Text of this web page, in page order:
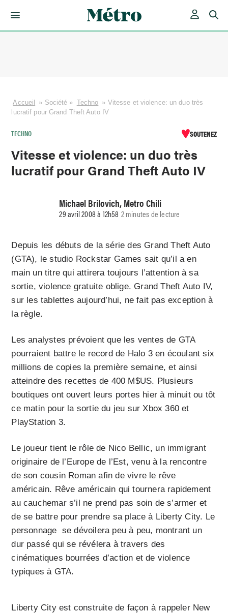
Accueil » Société » Techno » Vitesse et violence: un duo très
lucratif pour Grand Theft Auto IV
TECHNO SOUTENEZ
Vitesse et violence: un duo très
lucratif pour Grand Theft Auto IV
Michael Brilovich, Metro Chili
29 avril 2008 à 12h58 2 minutes de lecture
Depuis les débuts de la série des Grand Theft Auto
(GTA), le studio Rockstar Games sait qu’il a en
main un titre qui attirera toujours l’attention à sa
sortie, violence gratuite oblige. Grand Theft Auto IV,
sur les tablettes aujourd’hui, ne fait pas exception à
la règle.
Les analystes prévoient que les ventes de GTA
pourraient battre le record de Halo 3 en écoulant six
millions de copies la première semaine, et ainsi
atteindre des recettes de 400 M$US. Plusieurs
boutiques ont ouvert leurs portes hier à minuit ou tôt
ce matin pour la sortie du jeu sur Xbox 360 et
PlayStation 3.
Le joueur tient le rôle de Nico Bellic, un immigrant
originaire de l’Europe de l’Est, venu à la rencontre
de son cousin Roman afin de vivre le rêve
américain. Rêve américain qui tournera rapidement
au cauchemar s’il ne prend pas soin de s’armer et
de se battre pour prendre sa place à Liberty City. Le
personnage se dévoilera peu à peu, montrant un
dur passé qui se révélera à travers des
cinématiques bourrées d’action et de violence
typiques à GTA.
Liberty City est construite de façon à rappeler New